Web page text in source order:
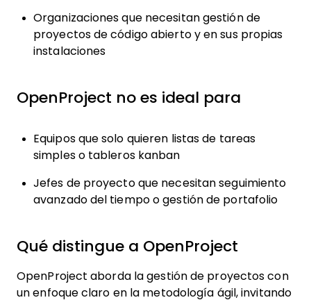
Organizaciones que necesitan gestión de
proyectos de código abierto y en sus propias
instalaciones
OpenProject no es ideal para
Equipos que solo quieren listas de tareas
simples o tableros kanban
Jefes de proyecto que necesitan seguimiento
avanzado del tiempo o gestión de portafolio
Qué distingue a OpenProject
OpenProject aborda la gestión de proyectos con
un enfoque claro en la metodología ágil, invitando